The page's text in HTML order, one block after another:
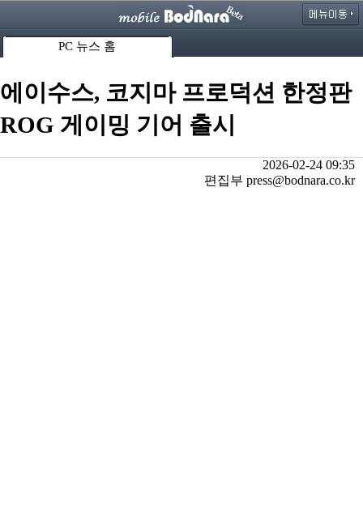
PC 뉴스 홈
에이수스, 코지마 프로덕션 한정판
ROG 게이밍 기어 출시
2026-02-24 09:35
편집부 press@bodnara.co.kr